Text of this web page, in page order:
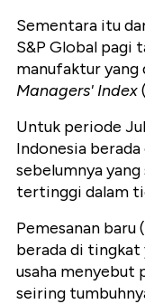
Sementara itu
S&P Global pagi
manufaktur yang
Managers' Index
Untuk periode
Indonesia berada
sebelumnya
tertinggi dalam
Pemesanan baru (
berada di tingkat
usaha menyebut
seiring